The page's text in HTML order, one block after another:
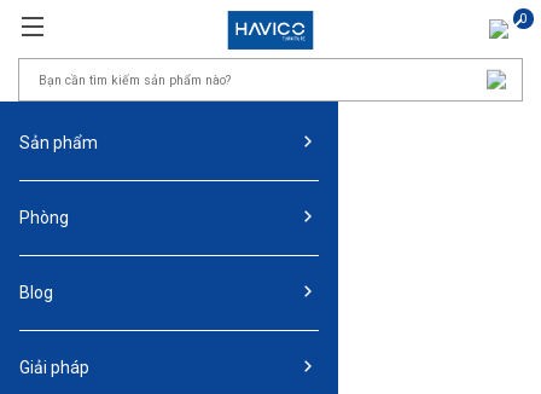
0
Sản phẩm
Phòng
Blog
Giải pháp